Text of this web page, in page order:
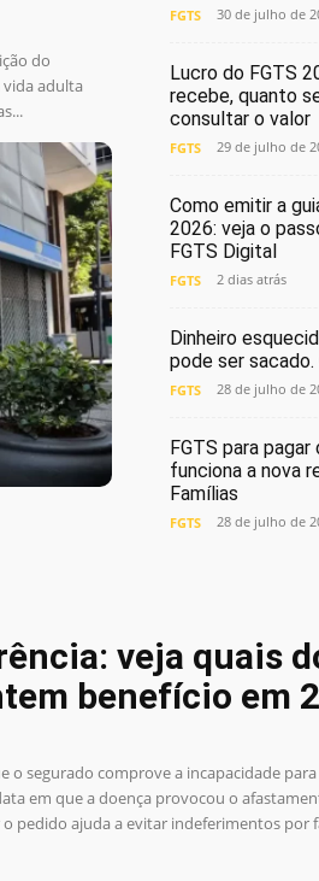
do
adulta
FGTS 30 de julho de
Lucro do FGTS
recebe, quanto
consultar o valor
FGTS 29 de julho de
Como emitir a
2026: veja o
FGTS Digital
FGTS 2 dias atrás
Dinheiro
pode ser sacado.
FGTS 28 de julho de
FGTS para
funciona a nova
Famílias
FGTS 28 de julho de
veja quais
benefício em
o segurado comprove a incapacidade
em que a doença provocou o
pedido ajuda a evitar indeferimentos por